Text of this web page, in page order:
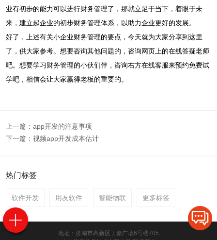
业有初步的能力可以进行财务管理了，那就立足于当下，着眼于未
来，建立起企业的初步财务管理体系，以助力企业更好的发展。
好了，上述有关小企业财务管理的要点，今天就为大家分享到这里
了，供大家参考。想要咨询其他问题的，咨询网页上的在线答疑老师
吧。想要学习财务管理的小伙们伴，咨询右方在线客服来预约免费试
学吧，相信会让大家赢得老板的重要的。
上一篇： app开发的注意事项
下一篇： 视频app开发成本估计
热门标签
软件开发 用友软件 智能物联 更多标签
地址：济南市高新区丁豪广场6号楼705